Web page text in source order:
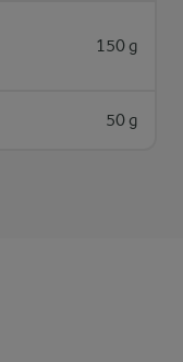
150 g
50 g